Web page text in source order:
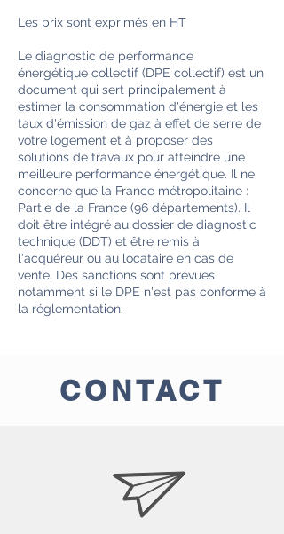
Les prix sont exprimés en HT
Le diagnostic de performance
énergétique collectif (DPE collectif) est un
document qui sert principalement à
estimer la consommation d'énergie et les
taux d'émission de gaz à effet de serre de
votre logement et à proposer des
solutions de travaux pour atteindre une
meilleure performance énergétique. Il ne
concerne que la France métropolitaine :
Partie de la France (96 départements). Il
doit être intégré au dossier de diagnostic
technique (DDT) et être remis à
l'acquéreur ou au locataire en cas de
vente. Des sanctions sont prévues
notamment si le DPE n'est pas conforme à
la réglementation.
CONTACT